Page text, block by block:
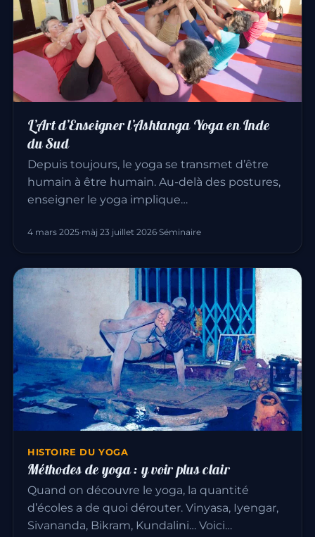
L’Art d’Enseigner l’Ashtanga Yoga en Inde
du Sud
Depuis toujours, le yoga se transmet d’être
humain à être humain. Au-delà des postures,
enseigner le yoga implique…
4 mars 2025·màj 23 juillet 2026·Séminaire
HISTOIRE DU YOGA
Méthodes de yoga : y voir plus clair
Quand on découvre le yoga, la quantité
d’écoles a de quoi dérouter. Vinyasa, Iyengar,
Sivananda, Bikram, Kundalini… Voici…